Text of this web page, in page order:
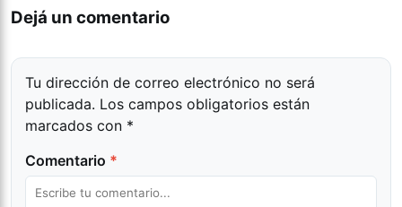
Dejá un comentario
Tu dirección de correo electrónico no será
publicada. Los campos obligatorios están
marcados con *
Comentario *